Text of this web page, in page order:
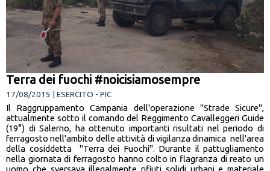
Terra dei fuochi #noicisiamosempre
17/08/2015 | ESERCITO - PIC
Il Raggruppamento Campania dell'operazione "Strade Sicure",
attualmente sotto il comando del Reggimento Cavalleggeri Guide
(19°) di Salerno, ha ottenuto importanti risultati nel periodo di
ferragosto nell'ambito delle attività di vigilanza dinamica nell'area
della cosiddetta "Terra dei Fuochi". Durante il pattugliamento
nella giornata di ferragosto hanno colto in flagranza di reato un
uomo che sversava illegalmente rifiuti solidi urbani e materiale